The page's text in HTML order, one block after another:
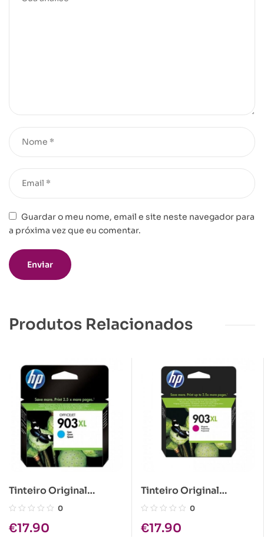
Guardar o meu nome, email e site neste navegador para
a próxima vez que eu comentar.
Produtos Relacionados
Tinteiro Original
HP903XL Azul
0
€17.90
Tinteiro Original
HP903XL Magenta
0
€17.90